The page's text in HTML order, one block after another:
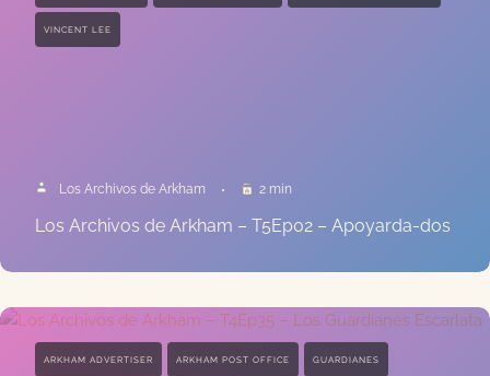
VINCENT LEE
Los Archivos de Arkham 2 min
Los Archivos de Arkham – T5Ep02 – Apoyarda-dos
ARKHAM ADVERTISER ARKHAM POST OFFICE GUARDIANES